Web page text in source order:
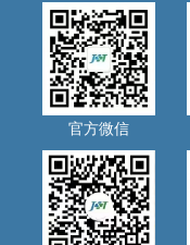
官方微信